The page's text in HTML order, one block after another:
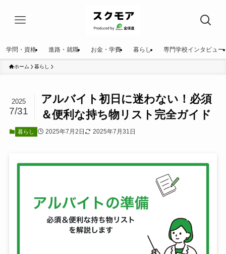
学問・資格 進路・就職 お金・学費 暮らし 専門学校インタビュー
ホーム 暮らし
アルバイト初日に迷わない！必須
＆便利な持ち物リスト完全ガイド
2025
7/31
暮らし 2025年7月2日 2025年7月31日